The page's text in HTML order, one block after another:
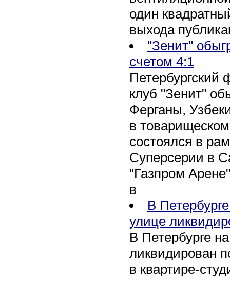
один
выхода
"Зенит"
счетом 4:1
Петербургский
клуб "Зенит"
Ферганы,
в
состоялся в
Суперсерии в
"Газпром
в
В
улице
В Петербурге
ликвидирован
в квартире-